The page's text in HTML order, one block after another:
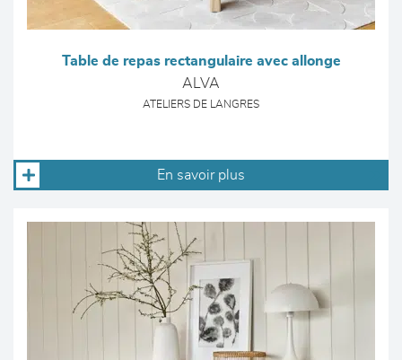
Table de repas rectangulaire avec allonge
ALVA
ATELIERS DE LANGRES
En savoir plus